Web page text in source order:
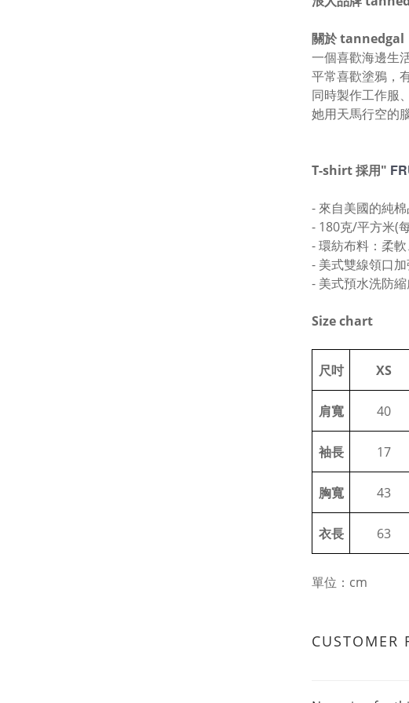
關於 tannedgal
一個喜歡海邊生
平常喜歡塗鴉，
同時製作工作服
她用天馬行空的
T-shirt 採用"
- 來自美國的純
- 180克/平方米(
- 環紡布料：柔
- 美式雙線領口
- 美式預水洗防
Size chart
尺吋 XS
肩寬 40
袖長 17
胸寬 43
衣長 63
單位：cm
CUSTOMER